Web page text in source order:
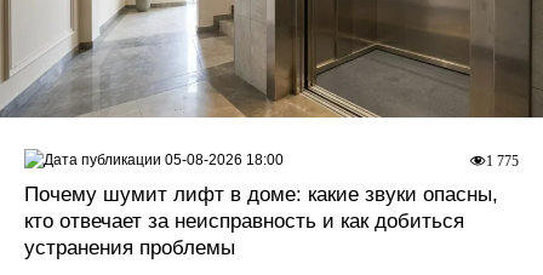
Почему шумит лифт в доме: какие звуки опасны,
кто отвечает за неисправность и как добиться
устранения проблемы
1 775
05-08-2026 18:00